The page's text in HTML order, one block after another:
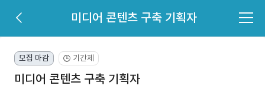
미디어 콘텐츠 구축 기획자
모집 마감 🕒 기간제
미디어 콘텐츠 구축 기획자